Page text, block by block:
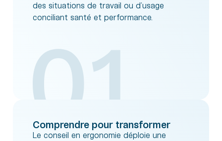
des situations de travail ou d’usage
conciliant santé et performance.
Comprendre pour transformer
Le conseil en ergonomie déploie une